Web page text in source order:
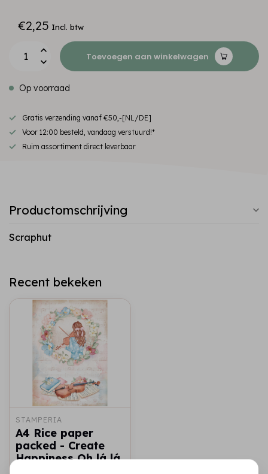
€2,25 Incl. btw
Toevoegen aan winkelwagen
Op voorraad
Gratis verzending vanaf €50,-[NL/DE]
Voor 12:00 besteld, vandaag verstuurd!*
Ruim assortiment direct leverbaar
Productomschrijving
Scraphut
Recent bekeken
STAMPERIA
A4 Rice paper
packed - Create
Happiness Oh lá lá